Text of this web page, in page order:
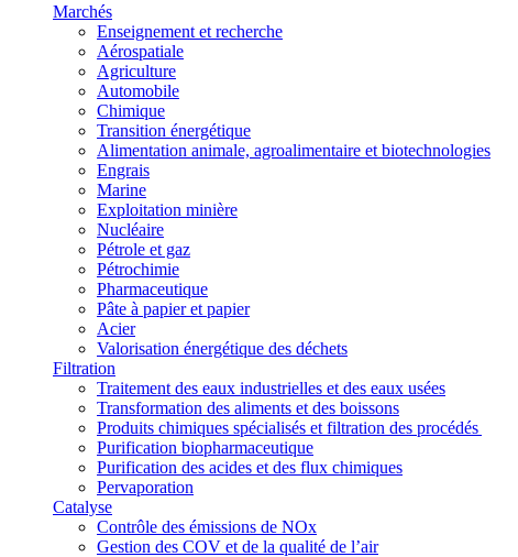
Marchés
Enseignement et recherche
Aérospatiale
Agriculture
Automobile
Chimique
Transition énergétique
Alimentation animale, agroalimentaire et biotechnologies
Engrais
Marine
Exploitation minière
Nucléaire
Pétrole et gaz
Pétrochimie
Pharmaceutique
Pâte à papier et papier
Acier
Valorisation énergétique des déchets
Filtration
Traitement des eaux industrielles et des eaux usées
Transformation des aliments et des boissons
Produits chimiques spécialisés et filtration des procédés
Purification biopharmaceutique
Purification des acides et des flux chimiques
Pervaporation
Catalyse
Contrôle des émissions de NOx
Gestion des COV et de la qualité de l’air